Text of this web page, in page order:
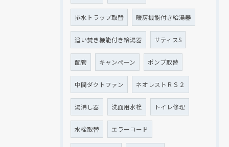
排水トラップ取替 暖房機能付き給湯器
追い焚き機能付き給湯器 サティスS
配管 キャンペーン ポンプ取替
中間ダクトファン ネオレストＲＳ２
湯沸し器 洗面用水栓 トイレ修理
水栓取替 エラーコード